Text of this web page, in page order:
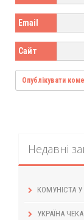
Email
Сайт
Недавні
КОМУНІСТА
УКРАЇНА